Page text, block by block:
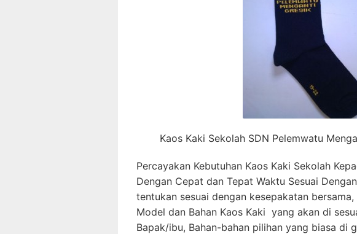
Kaos Kaki Sekolah SDN Pelemwatu
Percayakan Kebutuhan Kaos Kaki Sekolah
Dengan Cepat dan Tepat Waktu Sesuai
tentukan sesuai dengan kesepakatan
Model dan Bahan Kaos Kaki yang akan di
Bapak/ibu, Bahan-bahan pilihan yang biasa di